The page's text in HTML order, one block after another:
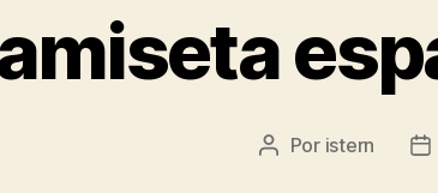
Autor
Por istern